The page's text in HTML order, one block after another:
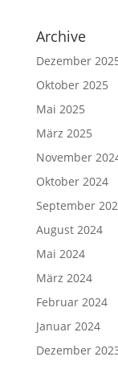
Archive
Dezember
Oktober 2025
Mai 2025
März 2025
November
Oktober 2024
September
August 2024
Mai 2024
März 2024
Februar 2024
Januar 2024
Dezember